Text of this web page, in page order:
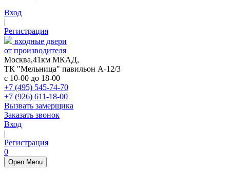
Вход
|
Регистрация
входные двери
от производителя
Москва,41км МКАД,
ТК "Мельница" павильон А-12/3
с 10-00 до 18-00
+7 (495) 545-74-70
+7 (926) 611-18-00
Вызвать замерщика
Заказать звонок
Вход
|
Регистрация
0
Open Menu